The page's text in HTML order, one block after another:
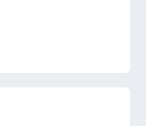
が発覚。俺「離婚